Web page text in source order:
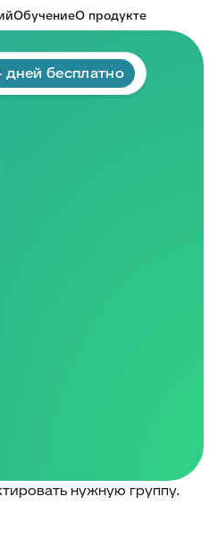
ОбучениеО продукте
дней бесплатно
нужную группу.